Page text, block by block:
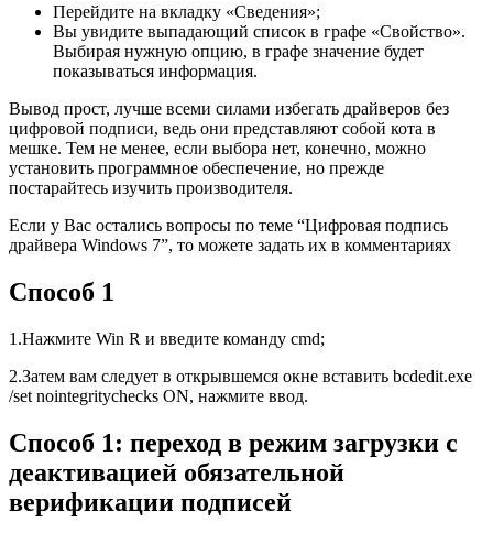
Перейдите на вкладку «Сведения»;
Вы увидите выпадающий список в графе «Свойство».
Выбирая нужную опцию, в графе значение будет
показываться информация.
Вывод прост, лучше всеми силами избегать драйверов без
цифровой подписи, ведь они представляют собой кота в
мешке. Тем не менее, если выбора нет, конечно, можно
установить программное обеспечение, но прежде
постарайтесь изучить производителя.
Если у Вас остались вопросы по теме “Цифровая подпись
драйвера Windows 7”, то можете задать их в комментариях
Способ 1
1.Нажмите Win R и введите команду cmd;
2.Затем вам следует в открывшемся окне вставить bcdedit.exe
/set nointegritychecks ON, нажмите ввод.
Способ 1: переход в режим загрузки с
деактивацией обязательной
верификации подписей